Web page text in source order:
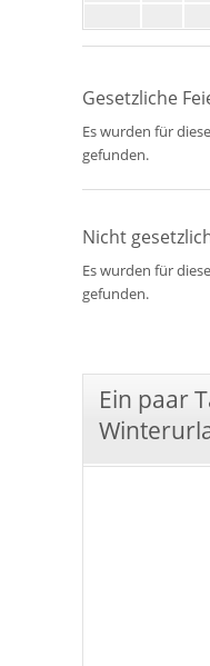
Gesetzliche
Es wurden für
gefunden.
Nicht
Es wurden für
gefunden.
Ein paar